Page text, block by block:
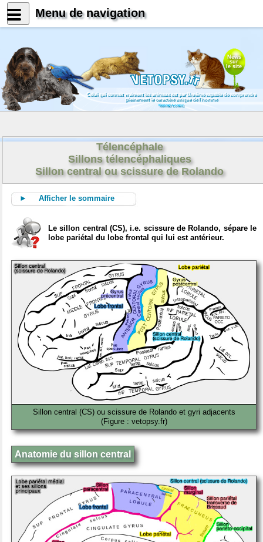
News
sur
le site
Celui qui connait vraiment les animaux est par là même capable de comprendre
pleinement le caractère unique de l'homme
Konrad Lorenz
Télencéphale
Sillons télencéphaliques
Sillon central ou scissure de Rolando
► Afficher le sommaire
Le sillon central (CS), i.e. scissure de Rolando, sépare le
lobe pariétal du lobe frontal qui lui est antérieur.
Sillon central (CS) ou scissure de Rolando et gyri adjacents
(Figure : vetopsy.fr)
Anatomie du sillon central
Menu de navigation